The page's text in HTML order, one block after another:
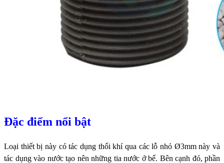
Đặc điểm nổi bật
Loại thiết bị này có tác dụng thổi khí qua các lỗ nhỏ Ø3mm này và
tác dụng vào nước tạo nên những tia nước ở bể. Bên cạnh đó, phần